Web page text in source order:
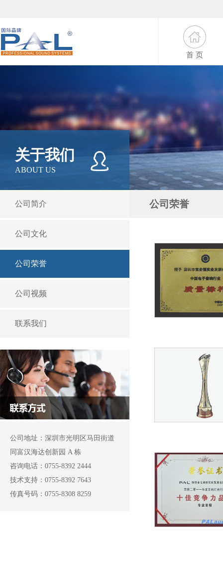
首 页
关于我们
ABOUT US
公司简介
公司文化
公司荣誉
公司视频
联系我们
公司地址：深圳市光明区马田街道
同富汉海达创新园 A 栋
咨询电话：0755-8392 2444
技术支持：0755-8392 7643
传真号码：0755-8308 8259
公司荣誉